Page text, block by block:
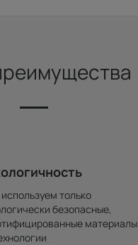
только
безопасные,
материалы